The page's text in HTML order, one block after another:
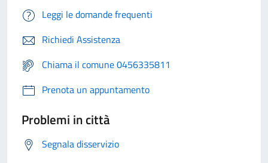
Leggi le domande frequenti
Richiedi Assistenza
Chiama il comune 0456335811
Prenota un appuntamento
Problemi in città
Segnala disservizio